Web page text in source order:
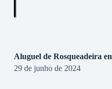
Aluguel de Rosqueadeira
29 de junho de 2024